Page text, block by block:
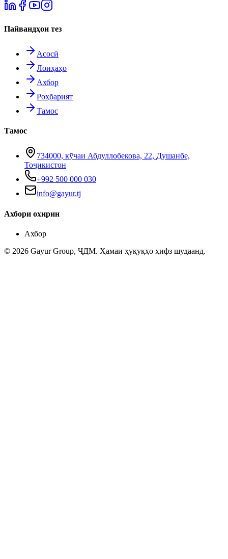
Пайвандҳои тез
Асосӣ
Лоиҳаҳо
Ахбор
Роҳбарият
Тамос
Тамос
734000, кӯчаи Абдуллобекова, 22, Душанбе,
Тоҷикистон
+992 500 000 030
info@gayur.tj
Ахбори охирин
Ахбор
© 2026 Gayur Group, ҶДМ. Ҳамаи ҳуқуқҳо ҳифз шудаанд.